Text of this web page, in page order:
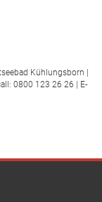
Kühlungsborn |
0800 123 26 26 | E-